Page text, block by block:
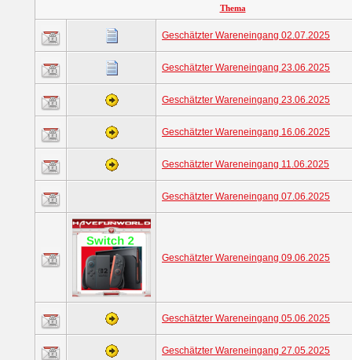
Thema
Geschätzter Wareneingang 02.07.2025
Geschätzter Wareneingang 23.06.2025
Geschätzter Wareneingang 23.06.2025
Geschätzter Wareneingang 16.06.2025
Geschätzter Wareneingang 11.06.2025
Geschätzter Wareneingang 07.06.2025
Geschätzter Wareneingang 09.06.2025
Geschätzter Wareneingang 05.06.2025
Geschätzter Wareneingang 27.05.2025